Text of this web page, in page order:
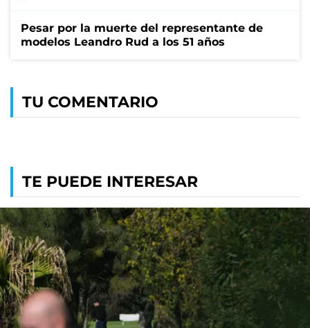
Pesar por la muerte del representante de
modelos Leandro Rud a los 51 años
TU COMENTARIO
TE PUEDE INTERESAR